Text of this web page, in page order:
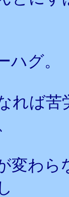
ハグ。
れば
変わ